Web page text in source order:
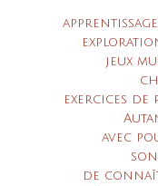
jeux
exercices
avec
de